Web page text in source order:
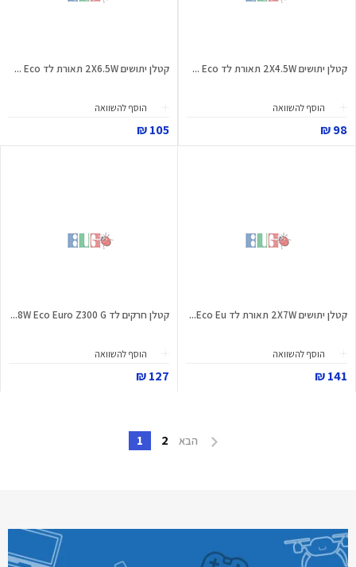
קטלן יתושים 2X4.5W תאורת לד Eco ...
הוסף להשוואה
98 ₪
קטלן יתושים 2X6.5W תאורת לד Eco ...
הוסף להשוואה
105 ₪
קטלן יתושים 2X7W תאורת לד Eco Eu...
הוסף להשוואה
141 ₪
קטלן חרקים לד 8W Eco Euro Z300 G...
הוסף להשוואה
127 ₪
הבא 2
1